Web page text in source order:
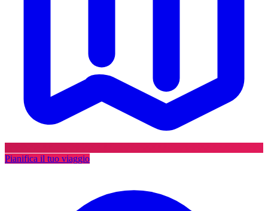
Pianifica il tuo viaggio